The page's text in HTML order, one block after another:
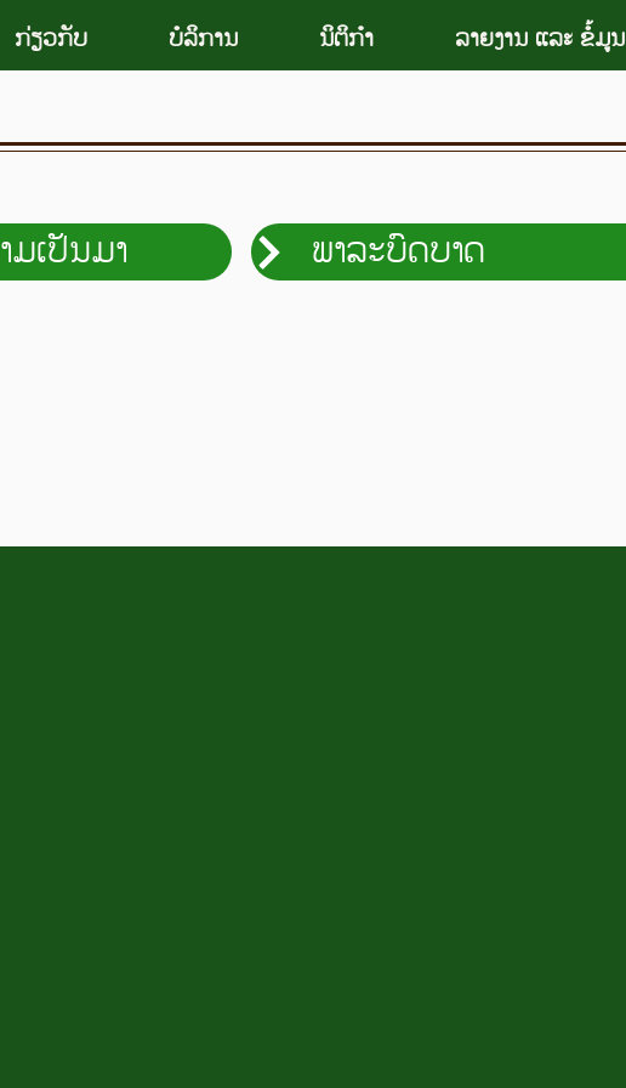
ກ່ຽວກັບ ບໍລິການ ນິຕິກຳ ລາຍງານ ແລະ ຂໍ້ມູນ
ເປັນມາ ພາລະບົດບາດ